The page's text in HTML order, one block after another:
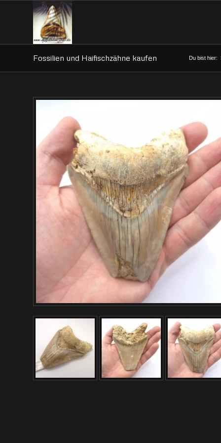
Fossilien und Haifischzähne kaufen Du bist hier: